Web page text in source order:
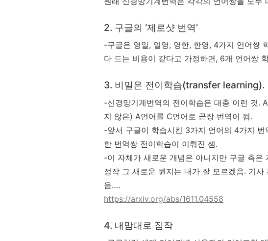
2. 구글의 ‘제로샷 번역’
-구글은 영일, 일영, 영한, 한영, 4가지 언어쌍
다 드는 비용이 같다고 가정하면, 6개 언어쌍
3. 비밀은 전이학습(transfer learning).
-신경망기계번역의 전이학습은 대충 이런 것.
지 않은) A언어를 C언어로 곧장 번역이 됨.
-앞서 구글이 학습시킨 3가지 언어의 4가지
한 번역쌍 전이학습이 이뤄진 셈.
-이 자체가 새로운 개념은 아니지만 구글 측
정작 그 새로운 뭔지는 내가 잘 모르겠음. 기
음….
https://arxiv.org/abs/1611.04558
4. 내맘대로 짐작